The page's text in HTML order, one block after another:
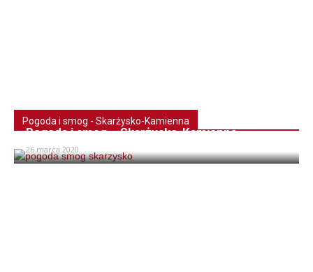
Pogoda i smog - Skarżysko-Kamienna
Pogoda i smog – Skarżysko-Kamienna
26 marca 2020